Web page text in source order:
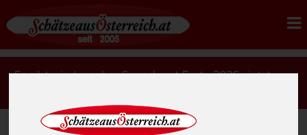
Es gibt wieder rohes Sauerkraut Ernte 2026 - jetzt